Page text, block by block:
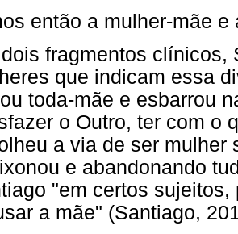
então a mulher-mãe
fragmentos clínicos,
que indicam essa
toda-mãe e esbarrou
o Outro, ter com o
a via de ser mulher
e abandonando
"em certos
a mãe" (Santiago,